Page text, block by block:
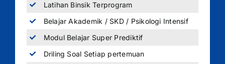
Latihan Binsik Terprogram
Belajar Akademik / SKD / Psikologi Intensif
Modul Belajar Super Prediktif
Driling Soal Setiap pertemuan